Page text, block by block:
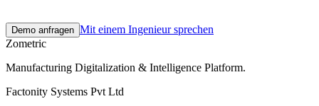
Demo anfragen Mit einem Ingenieur sprechen
Zometric
Manufacturing Digitalization & Intelligence Platform.
Factonity Systems Pvt Ltd